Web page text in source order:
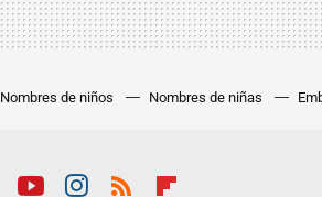
Nombres de niños Nombres de niñas